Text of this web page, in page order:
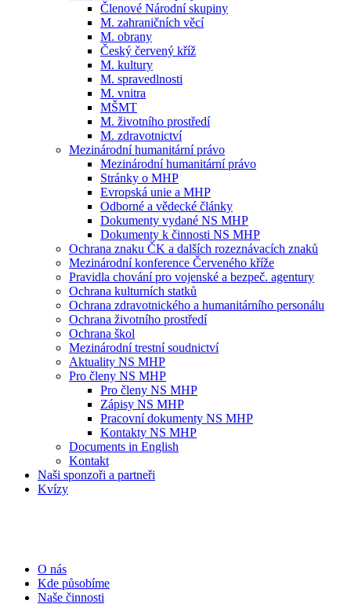
Členové Národní skupiny
M. zahraničních věcí
M. obrany
Český červený kříž
M. kultury
M. spravedlnosti
M. vnitra
MŠMT
M. životního prostředí
M. zdravotnictví
Mezinárodní humanitární právo
Mezinárodní humanitární právo
Stránky o MHP
Evropská unie a MHP
Odborné a vědecké články
Dokumenty vydané NS MHP
Dokumenty k činnosti NS MHP
Ochrana znaku ČK a dalších rozeznávacích znaků
Mezinárodní konference Červeného kříže
Pravidla chování pro vojenské a bezpeč. agentury
Ochrana kulturních statků
Ochrana zdravotnického a humanitárního personálu
Ochrana životního prostředí
Ochrana škol
Mezinárodní trestní soudnictví
Aktuality NS MHP
Pro členy NS MHP
Pro členy NS MHP
Zápisy NS MHP
Pracovní dokumenty NS MHP
Kontakty NS MHP
Documents in English
Kontakt
Naši sponzoři a partneři
Kvízy
O nás
Kde působíme
Naše činnosti